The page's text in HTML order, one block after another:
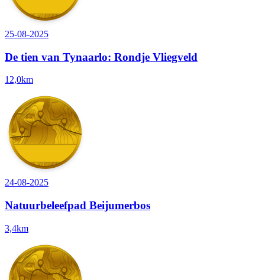
25-08-2025
De tien van Tynaarlo: Rondje Vliegveld
12,0km
24-08-2025
Natuurbeleefpad Beijumerbos
3,4km